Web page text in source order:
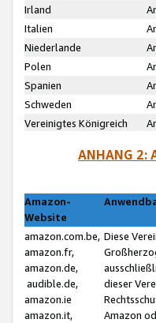
Irland
Italien
Niederlande
Polen
Spanien
Schweden
Vereinigtes Königreich
ANHANG 2:
Amazon-
Website
amazon.com.be,
amazon.fr,
amazon.de,
audible.de,
amazon.ie
amazon.it,
Diese
dieser
Amazon